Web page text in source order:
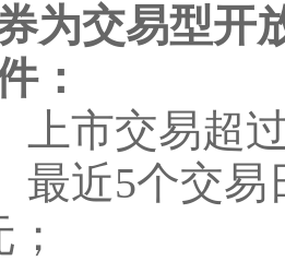
为交易型开
：
上市交易超
最近5个交易